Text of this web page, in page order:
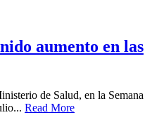
aumento en las
de Salud, en la Semana
Read More